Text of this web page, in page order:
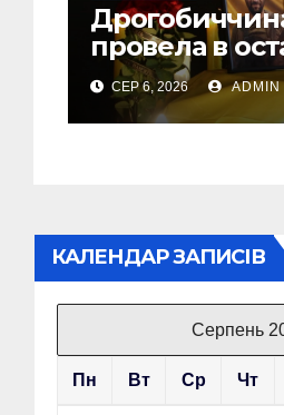
провела в
земну дорогу
Захисника –
Торського
СЕР 6, 2026 ADMIN
КАЛЕНДАР ЗАПИСІВ
Серпень
Пн Вт Ср Чт